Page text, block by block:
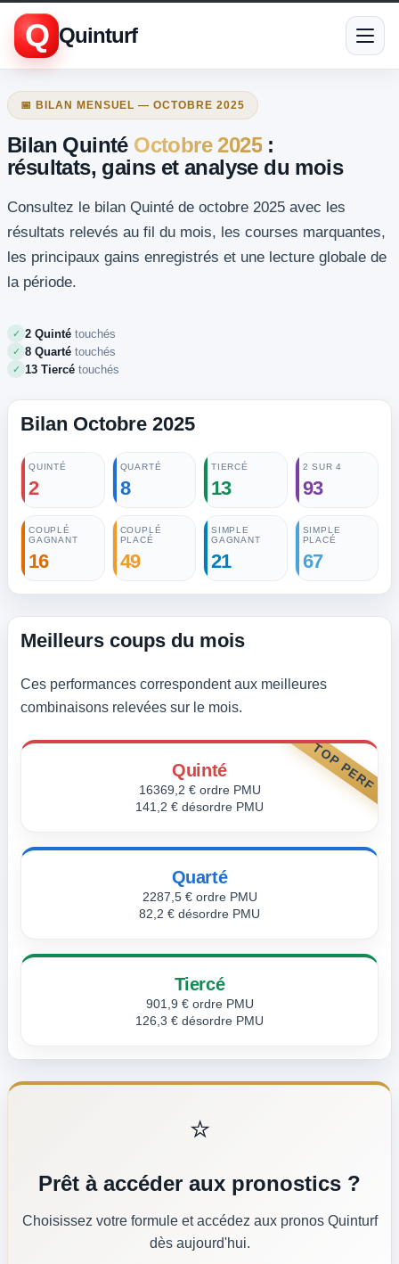
Q Quinturf
📅 BILAN MENSUEL — OCTOBRE 2025
Bilan Quinté Octobre 2025 :
résultats, gains et analyse du mois
Consultez le bilan Quinté de octobre 2025 avec les
résultats relevés au fil du mois, les courses marquantes,
les principaux gains enregistrés et une lecture globale de
la période.
✓ 2 Quinté touchés
✓ 8 Quarté touchés
✓ 13 Tiercé touchés
Bilan Octobre 2025
QUINTÉ
2
QUARTÉ
8
TIERCÉ
13
2 SUR 4
93
COUPLÉ
GAGNANT
16
COUPLÉ
PLACÉ
49
SIMPLE
GAGNANT
21
SIMPLE
PLACÉ
67
Meilleurs coups du mois
Ces performances correspondent aux meilleures
combinaisons relevées sur le mois.
TOP PERF
Quinté
16369,2 € ordre PMU
141,2 € désordre PMU
Quarté
2287,5 € ordre PMU
82,2 € désordre PMU
Tiercé
901,9 € ordre PMU
126,3 € désordre PMU
⭐
Prêt à accéder aux pronostics ?
Choisissez votre formule et accédez aux pronos Quinturf
dès aujourd'hui.